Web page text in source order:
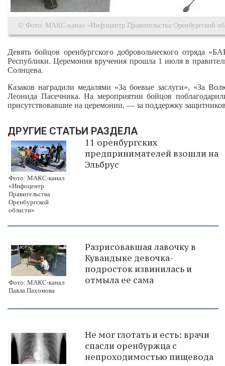
© Фото: МАКС-канал «Инфоцентр Правительства Оренбургской
Девять бойцов оренбургского добровольческого отряда
Республики. Церемония вручения прошла 1 июля в
Солнцева.
Казаков наградили медалями «За боевые заслуги», «За
Леонида Пасечника. На мероприятии бойцов
присутствовавшие на церемонии, — за поддержку
ДРУГИЕ СТАТЬИ РАЗДЕЛА
Фото: МАКС-канал
«Инфоцентр
Правительства
Оренбургской
области»
11 оренбургских
предпринимателей взошли на
Эльбрус
Фото: МАКС-канал
Павла Пахомова
Разрисовавшая лавочку в
Кувандыке девочка-
подросток извинилась и
отмыла ее сама
Не мог глотать и есть: врачи
спасли оренбуржца с
непроходимостью пищевода